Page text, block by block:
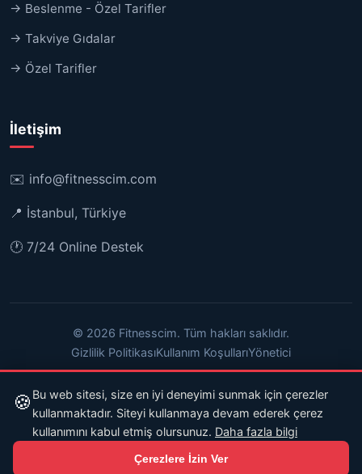
→ Beslenme - Özel Tarifler
→ Takviye Gıdalar
→ Özel Tarifler
İletişim
✉️ info@fitnesscim.com
📍 İstanbul, Türkiye
🕐 7/24 Online Destek
© 2026 Fitnesscim. Tüm hakları saklıdır.
Gizlilik PolitikasıKullanım KoşullarıYönetici
🍪 Bu web sitesi, size en iyi deneyimi sunmak için çerezler
kullanmaktadır. Siteyi kullanmaya devam ederek çerez
kullanımını kabul etmiş olursunuz. Daha fazla bilgi
Çerezlere İzin Ver